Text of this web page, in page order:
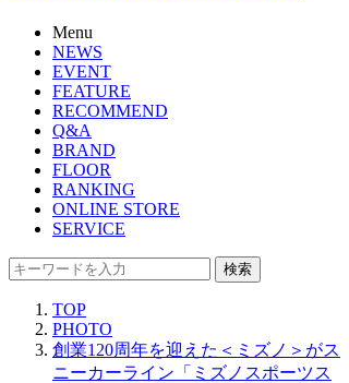
Menu
NEWS
EVENT
FEATURE
RECOMMEND
Q&A
BRAND
FLOOR
RANKING
ONLINE STORE
SERVICE
検索
TOP
PHOTO
創業120周年を迎えた＜ミズノ＞がス
ニーカーライン「ミズノスポーツス